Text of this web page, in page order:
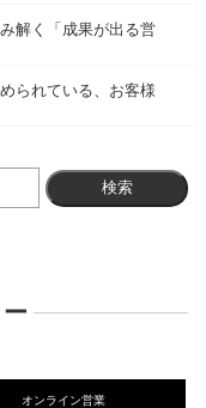
解く「成果が出る営
られている、お客様
オンライン営業